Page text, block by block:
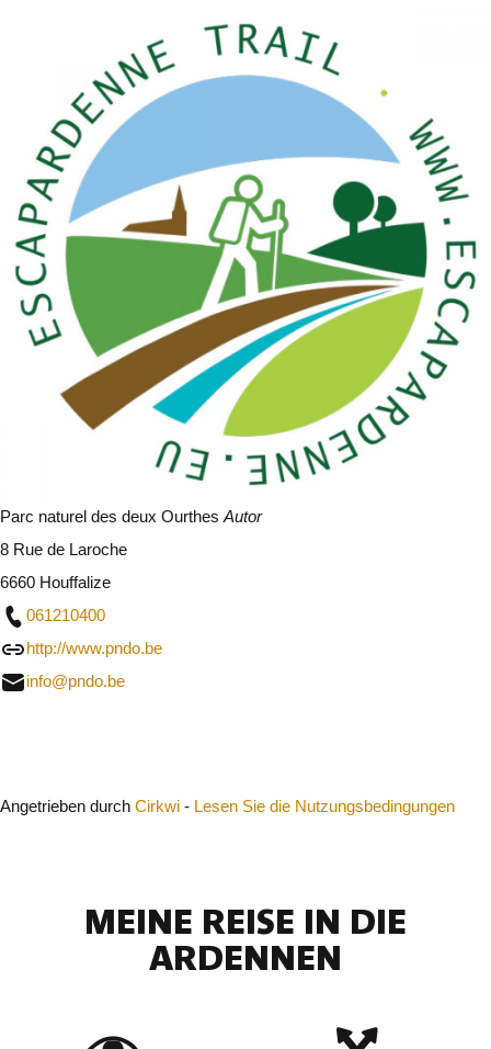
Parc naturel des deux OurthesAutor
8 Rue de Laroche
6660 Houffalize
061210400
http://www.pndo.be
info@pndo.be
Angetrieben durch Cirkwi - Lesen Sie die Nutzungsbedingungen
MEINE REISE IN DIE
ARDENNEN